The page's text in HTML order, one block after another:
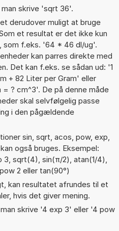
skrive 'sqrt 36'.
derudover muligt at bruge
et resultat er det ikke kun
som f.eks. '64 * 46 dl/ug'.
kan parres direkte med
Det kan f.eks. se sådan ud: '1
+ 82 Liter per Gram' eller
= ? cm^3'. De på denne måde
skal selvfølgelig passe
i den pågældende
sin, sqrt, acos, pow, exp,
også bruges. Eksempel:
3, sqrt(4), sin(π/2), atan(1/4),
2 eller tan(90°)
kan resultatet afrundes til et
hvis det giver mening.
skrive '4 exp 3' eller '4 pow